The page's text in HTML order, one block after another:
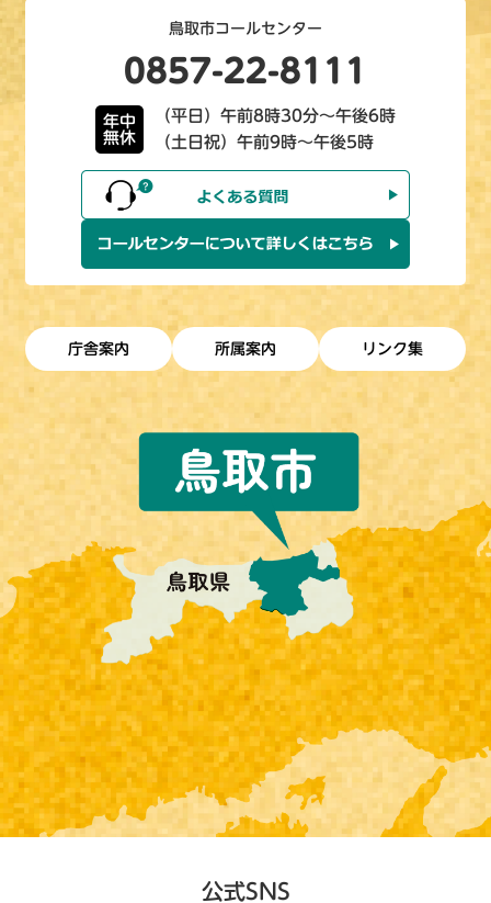
鳥取市コールセンター
0857-22-8111
年中
無休
（平日）午前8時30分～午後6時
（土日祝）午前9時～午後5時
庁舎案内 所属案内 リンク集
公式SNS